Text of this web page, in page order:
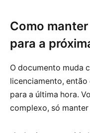
Como
para a
O documento muda
licenciamento,
para a última hora.
complexo, só